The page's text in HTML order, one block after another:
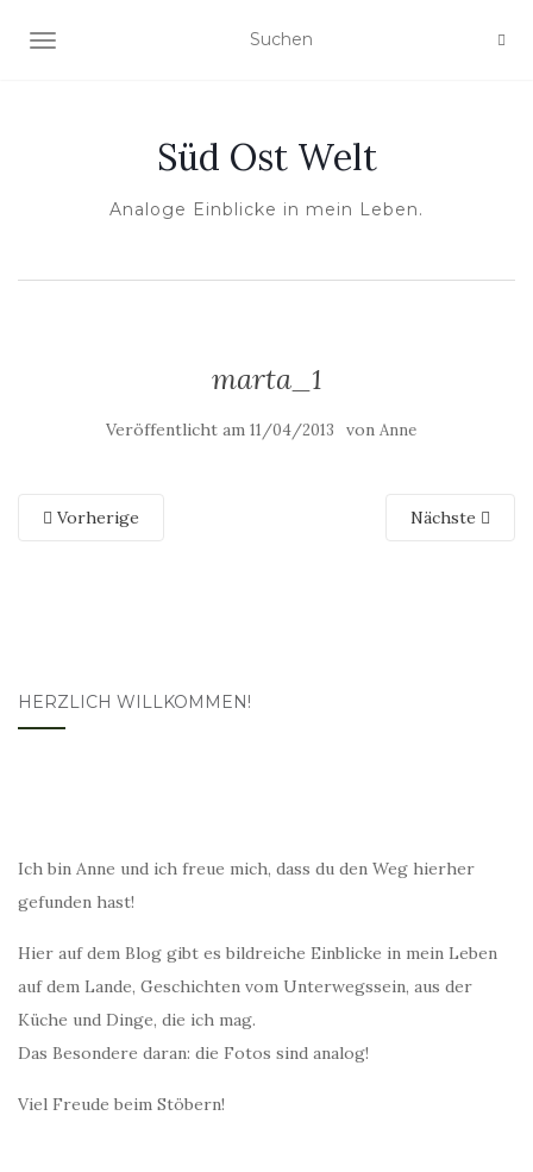
NAVIGATION UMSCHALTEN
Süd Ost Welt
Analoge Einblicke in mein Leben.
marta_1
Veröffentlicht am 11/04/2013 von Anne
Vorherige Nächste
HERZLICH WILLKOMMEN!
Ich bin Anne und ich freue mich, dass du den Weg hierher
gefunden hast!
Hier auf dem Blog gibt es bildreiche Einblicke in mein Leben
auf dem Lande, Geschichten vom Unterwegssein, aus der
Küche und Dinge, die ich mag.
Das Besondere daran: die Fotos sind analog!
Viel Freude beim Stöbern!